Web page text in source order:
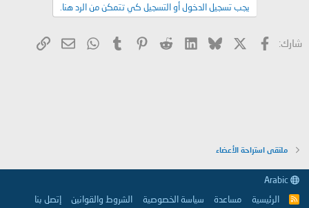
يجب تسجيل الدخول أو التسجيل كي تتمكن من الرد هنا.
شارك: فيسبوك Bluesky
LinkedIn
Reddit
Pinterest
Tumblr
WhatsApp
البريد
ملتقى استراحة الأعضاء
R
الرئيسية مساعدة سياسة الخصوصية الشروط والقوانين إتصل بنا